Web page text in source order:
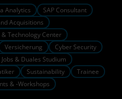
Analytics
SAP Consultant
Acquisitions
& Technology Center
Versicherung
Cyber Security
& Duales Studium
Sustainability
Trainee
& -Workshops